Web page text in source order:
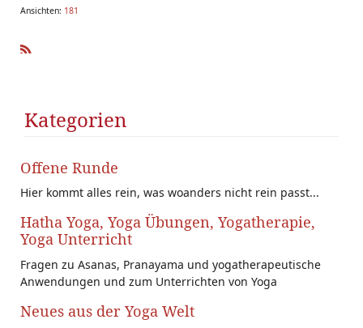
Ansichten: 181
Kategorien
Offene Runde
Hier kommt alles rein, was woanders nicht rein passt...
Hatha Yoga, Yoga Übungen, Yogatherapie,
Yoga Unterricht
Fragen zu Asanas, Pranayama und yogatherapeutische
Anwendungen und zum Unterrichten von Yoga
Neues aus der Yoga Welt